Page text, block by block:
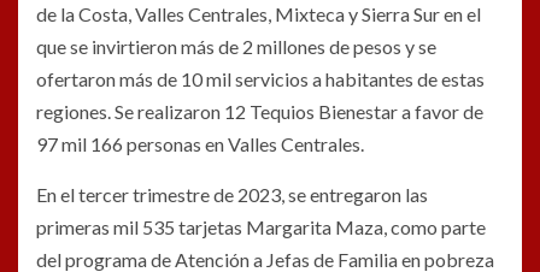
de la Costa, Valles Centrales, Mixteca y Sierra Sur en el
que se invirtieron más de 2 millones de pesos y se
ofertaron más de 10 mil servicios a habitantes de estas
regiones. Se realizaron 12 Tequios Bienestar a favor de
97 mil 166 personas en Valles Centrales.
En el tercer trimestre de 2023, se entregaron las
primeras mil 535 tarjetas Margarita Maza, como parte
del programa de Atención a Jefas de Familia en pobreza